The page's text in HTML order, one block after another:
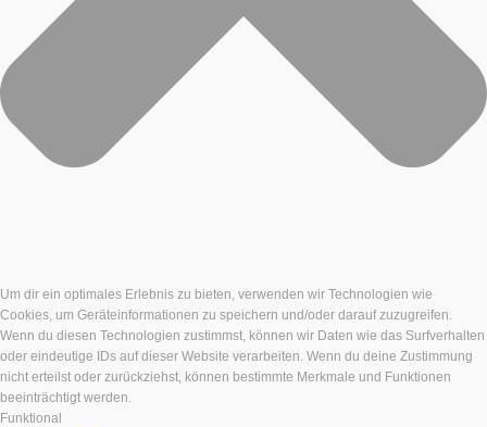
Um dir ein optimales Erlebnis zu bieten, verwenden wir Technologien wie
Cookies, um Geräteinformationen zu speichern und/oder darauf zuzugreifen.
Wenn du diesen Technologien zustimmst, können wir Daten wie das Surfverhalten
oder eindeutige IDs auf dieser Website verarbeiten. Wenn du deine Zustimmung
nicht erteilst oder zurückziehst, können bestimmte Merkmale und Funktionen
beeinträchtigt werden.
Funktional